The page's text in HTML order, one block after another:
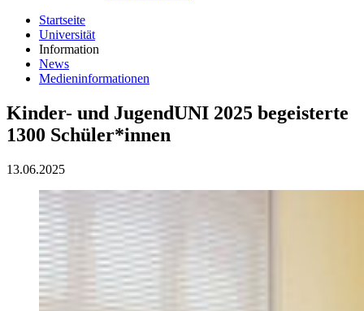
Startseite
Universität
Information
News
Medieninformationen
Kinder- und JugendUNI 2025 begeisterte
1300 Schüler*innen
13.06.2025